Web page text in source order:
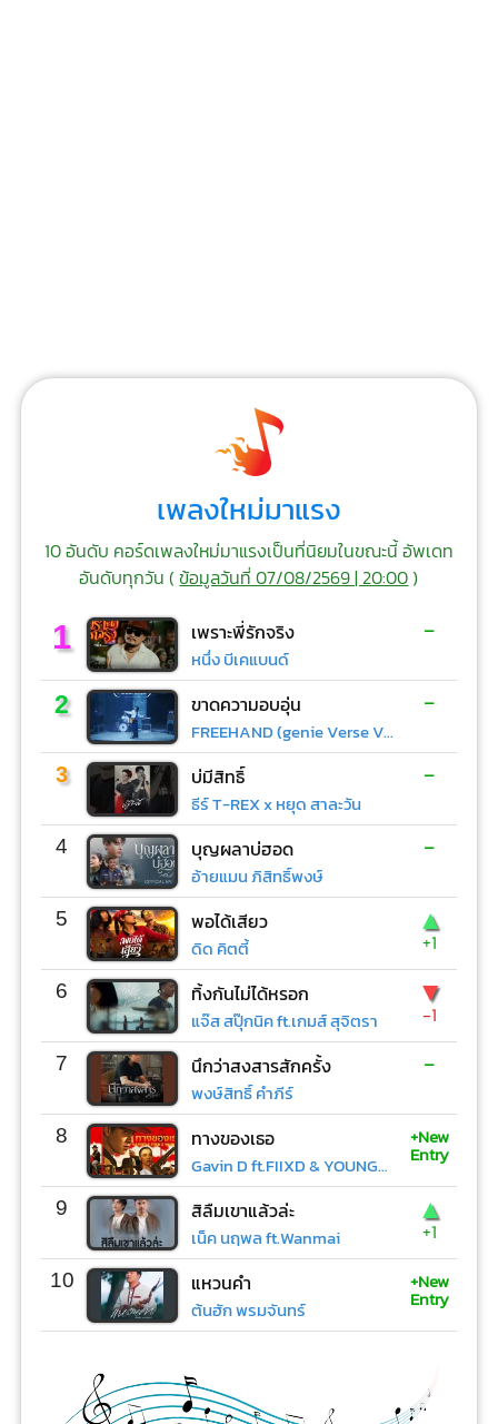
เพลงใหม่มาแรง
10 อันดับ คอร์ดเพลงใหม่มาแรงเป็นที่นิยมในขณะนี้ อัพเดท
อันดับทุกวัน (ข้อมูลวันที่ 07/08/2569 | 20:00)
1 เพราะพี่รักจริง
หนึ่ง บีเคแบนด์
-
2 ขาดความอบอุ่น
FREEHAND (genie Verse Vol.1)
-
3 บ่มีสิทธิ์
ธีร์ T-REX x หยุด สาละวัน
-
4 บุญผลาบ่ฮอด
อ้ายแมน ภิสิทธิ์พงษ์
-
5 พอได้เสียว
ดิด คิตตี้
▲
+1
6 ทิ้งกันไม่ได้หรอก
แจ๊ส สปุ๊กนิค ft.เกมส์ สุจิตรา
▼
-1
7 นึกว่าสงสารสักครั้ง
พงษ์สิทธิ์ คำภีร์
-
8 ทางของเธอ
Gavin D ft.FIIXD & YOUNGOHM
+New
Entry
9 สิลืมเขาแล้วล่ะ
เน็ค นฤพล ft.Wanmai
▲
+1
10 แหวนคำ
ต้นฮัก พรมจันทร์
+New
Entry